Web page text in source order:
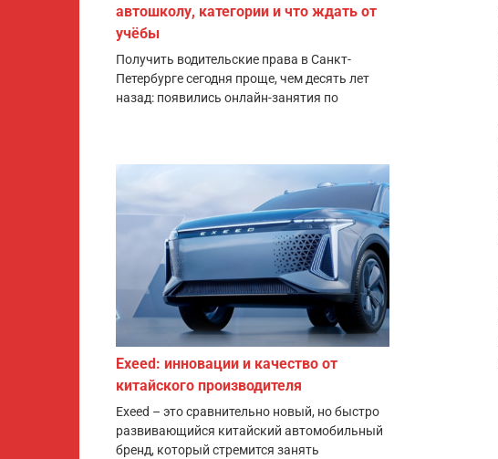
автошколу, категории и что ждать от
учёбы
Получить водительские права в Санкт-
Петербурге сегодня проще, чем десять лет
назад: появились онлайн-занятия по
Exeed: инновации и качество от
китайского производителя
Exeed – это сравнительно новый, но быстро
развивающийся китайский автомобильный
бренд, который стремится занять